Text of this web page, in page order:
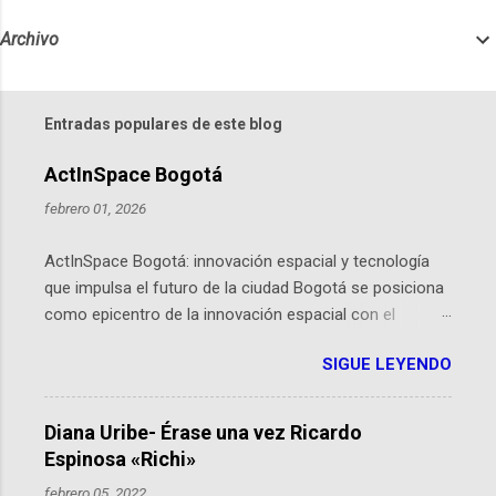
Archivo
Entradas populares de este blog
ActInSpace Bogotá
febrero 01, 2026
ActInSpace Bogotá: innovación espacial y tecnología
que impulsa el futuro de la ciudad Bogotá se posiciona
como epicentro de la innovación espacial con el
hackathon global que convierte tecnologías de la
Agencia Espacial Europea en soluciones prácticas para
la vida cotidiana. Este evento, organizado por el
Planetario de Bogotá del Idartes y la Universidad de los
Andes, reúne a expertos como el presidente de Airbus
SIGUE LEYENDO
Diana Uribe- Érase una vez Ricardo
Espinosa «Richi»
febrero 05, 2022